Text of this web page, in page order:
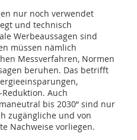
nur noch verwendet
und technisch
Werbeaussagen sind
müssen nämlich
Messverfahren, Normen
beruhen. Das betrifft
Auch
bis 2030“ sind nur
zugängliche und von
Nachweise vorliegen.